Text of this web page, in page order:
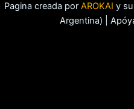
Pagina creada por AROKAI y
Argentina) |